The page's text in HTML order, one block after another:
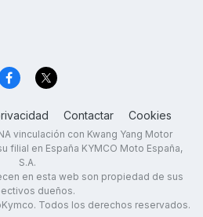
Contactar Cookies
vinculación con Kwang Yang Motor
filial en España KYMCO Moto España,
S.A.
en esta web son propiedad de sus
dueños.
Todos los derechos reservados.